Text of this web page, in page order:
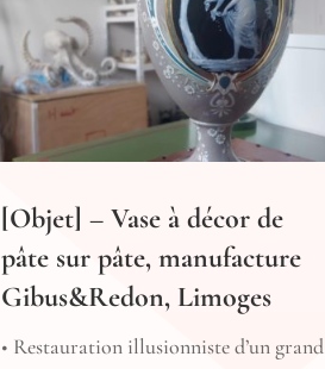
[Objet] – Vase à décor de
pâte sur pâte, manufacture
Gibus&Redon, Limoges
• Restauration illusionniste d’un grand